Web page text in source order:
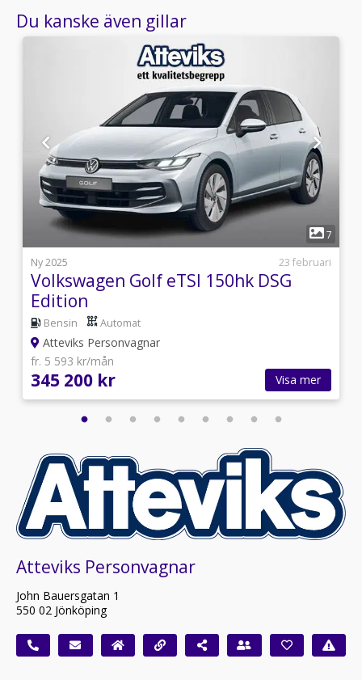
Du kanske även gillar
1
7
Ny 2025
23 februari
Volkswagen Golf eTSI 150hk DSG
Edition
Bensin Automat
Atteviks Personvagnar
fr. 5 593 kr/mån
345 200 kr Visa mer
Atteviks Personvagnar
John Bauersgatan 1
550 02 Jönköping